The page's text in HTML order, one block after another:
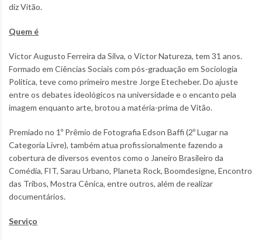
diz Vitão.
Quem é
Victor Augusto Ferreira da Silva, o Victor Natureza, tem 31 anos.
Formado em Ciências Sociais com pós-graduação em Sociologia
Politica, teve como primeiro mestre Jorge Etecheber. Do ajuste
entre os debates ideológicos na universidade e o encanto pela
imagem enquanto arte, brotou a matéria-prima de Vitão.
Premiado no 1º Prêmio de Fotografia Edson Baffi (2º Lugar na
Categoria Livre), também atua profissionalmente fazendo a
cobertura de diversos eventos como o Janeiro Brasileiro da
Comédia, FIT, Sarau Urbano, Planeta Rock, Boomdesigne, Encontro
das Tribos, Mostra Cênica, entre outros, além de realizar
documentários.
Serviço